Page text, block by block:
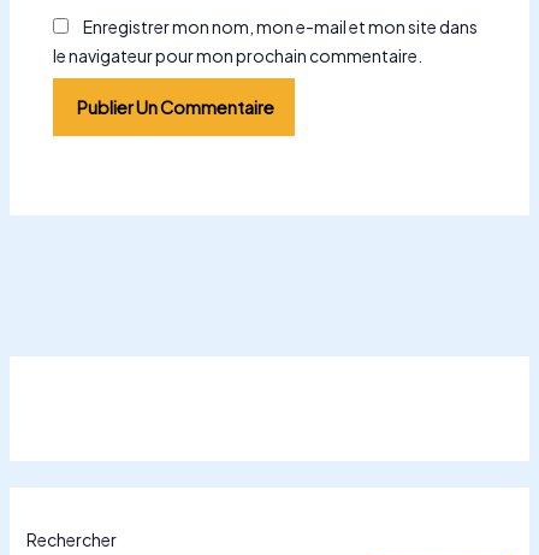
Enregistrer mon nom, mon e-mail et mon site dans
le navigateur pour mon prochain commentaire.
Rechercher